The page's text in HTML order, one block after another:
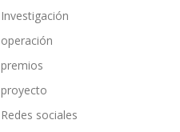
Investigación
operación
premios
proyecto
Redes sociales